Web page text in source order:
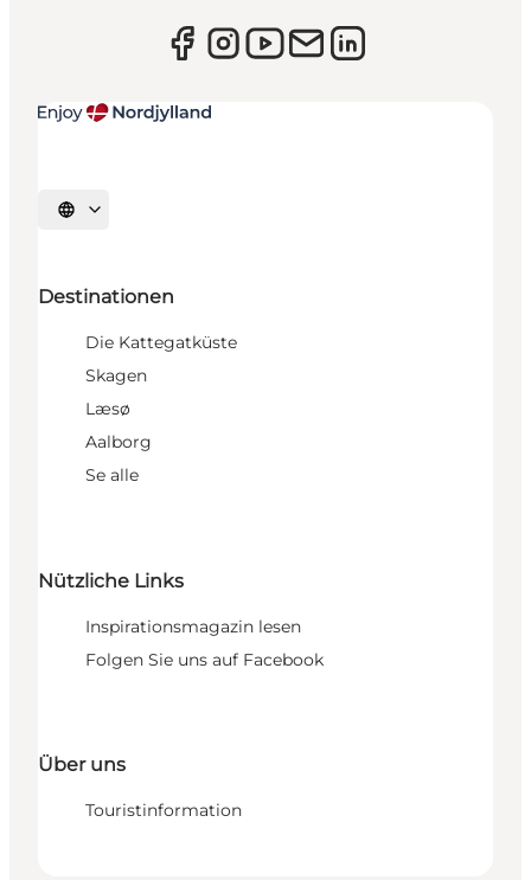
Sprache auswählen
Destinationen
Die Kattegatküste
Skagen
Læsø
Aalborg
Se alle
Nützliche Links
Inspirationsmagazin lesen
Folgen Sie uns auf Facebook
Über uns
Touristinformation